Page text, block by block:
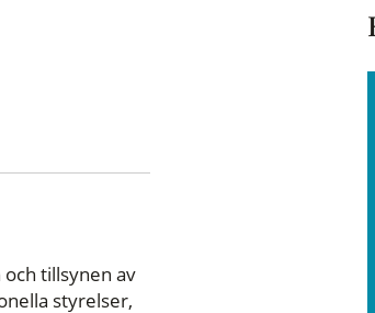
tillsynen av
styrelser,